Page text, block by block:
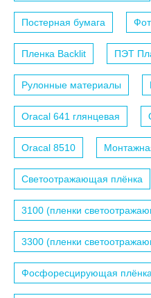
Постерная бумага
Пленка Backlit ПЭТ
Рулонные материалы
Oracal 641 глянцевая
Oracal 8510
Светоотражающая плёнка
3100 (пленки
3300 (пленки
Фосфоресцирующая